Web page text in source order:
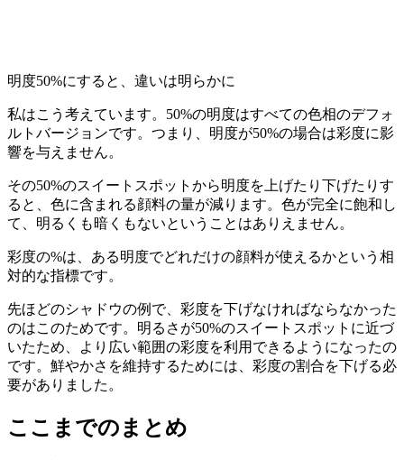
明度50%にすると、違いは明らかに
私はこう考えています。 50%の明度はすべての色相のデフォ
ルトバージョンです。つまり、明度が50%の場合は彩度に影
響を与えません。
その50%のスイートスポットから明度を上げたり下げたりす
ると、色に含まれる顔料の量が減ります。色が完全に飽和し
て、明るくも暗くもないということはありえません。
彩度の%は、ある明度でどれだけの顔料が使えるかという相
対的な指標です。
先ほどのシャドウの例で、彩度を下げなければならなかった
のはこのためです。明るさが50%のスイートスポットに近づ
いたため、より広い範囲の彩度を利用できるようになったの
です。鮮やかさを維持するためには、彩度の割合を下げる必
要がありました。
ここまでのまとめ